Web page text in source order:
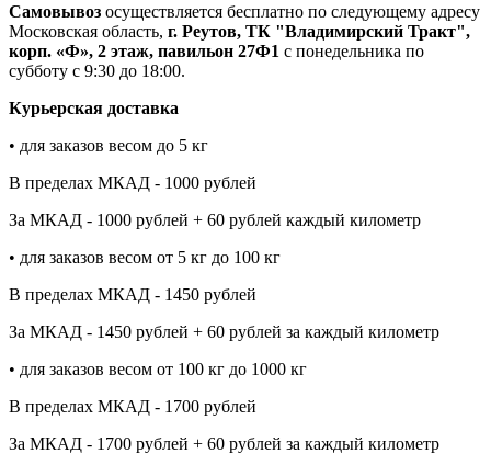
Самовывоз осуществляется бесплатно по следующему адресу
Московская область, г. Реутов, ТК "Владимирский Тракт",
корп. «Ф», 2 этаж, павильон 27Ф1 с понедельника по
субботу с 9:30 до 18:00.
Курьерская доставка
• для заказов весом до 5 кг
В пределах МКАД - 1000 рублей
За МКАД - 1000 рублей + 60 рублей каждый километр
• для заказов весом от 5 кг до 100 кг
В пределах МКАД - 1450 рублей
За МКАД - 1450 рублей + 60 рублей за каждый километр
• для заказов весом от 100 кг до 1000 кг
В пределах МКАД - 1700 рублей
За МКАД - 1700 рублей + 60 рублей за каждый километр